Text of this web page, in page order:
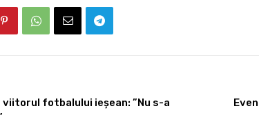
viitorul fotbalului ieșean: ”Nu s-a